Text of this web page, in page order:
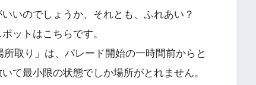
いのでしょうか、それとも、ふれあい？
ットはこちらです。
取り」は、パレード開始の一時間前からと
て最小限の状態でしか場所がとれません。